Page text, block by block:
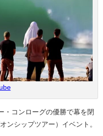
・コンローグの優勝で幕を閉
ンシップツアー）イベント。